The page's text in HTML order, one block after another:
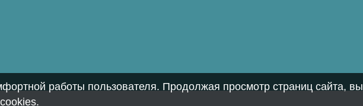
работы пользователя. Продолжая просмотр страниц сайта, вы
.